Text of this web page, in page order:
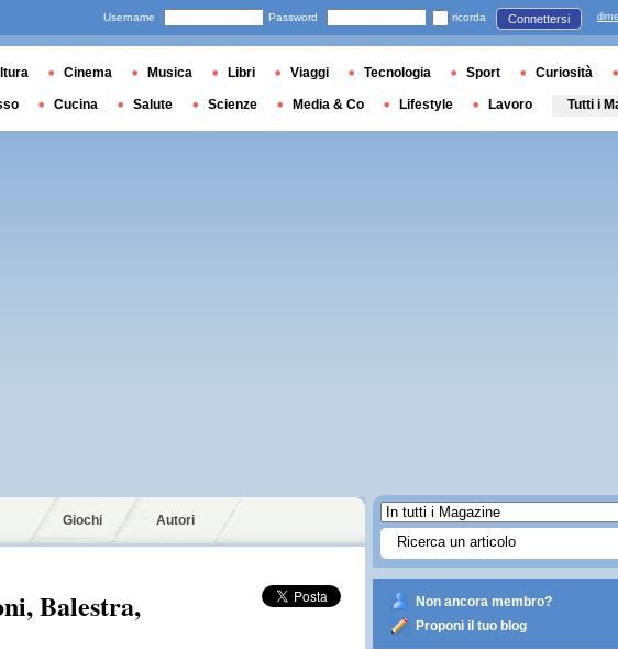
Giochi Autori
Balestra,
Non ancora membro?
Proponi il tuo blog
Username Password ricorda Connettersi
Cinema Musica Libri Viaggi Tecnologia Sport Curiosità
Cucina Salute Scienze Media & Co Lifestyle Lavoro Tutti i